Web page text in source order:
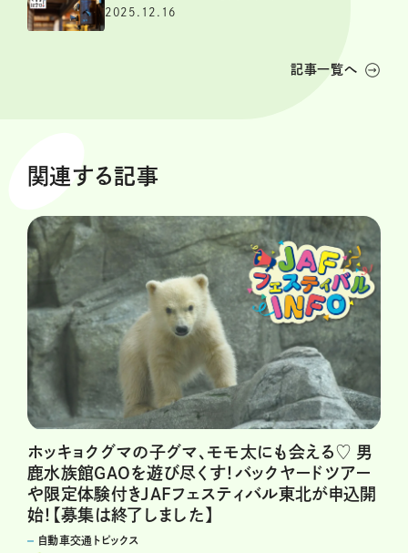
2025.12.16
記事一覧へ
関連する記事
ホッキョクグマの子グマ、モモ太にも会える♡ 男
鹿水族館GAOを遊び尽くす！バックヤードツアー
や限定体験付きJAFフェスティバル東北が申込開
始！【募集は終了しました】
自動車交通トピックス